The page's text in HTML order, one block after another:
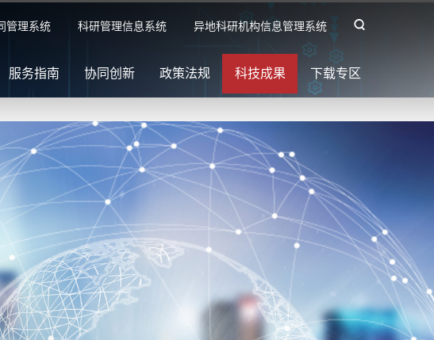
管理系统 科研管理信息系统 异地科研机构信息管理系统
服务指南 协同创新 政策法规 科技成果 下载专区